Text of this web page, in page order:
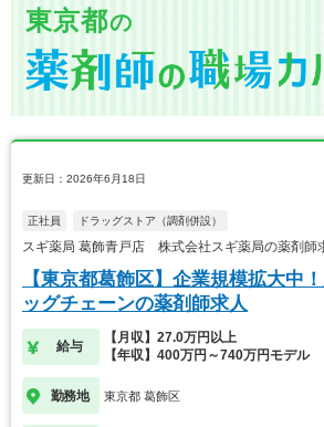
東京都の
更新日：2026年6月18日
正社員 ドラッグストア（調剤併設）
スギ薬局 葛飾青戸店 株式会社スギ薬局の薬剤師
【東京都葛飾区】企業規模拡大中
ッグチェーンの薬剤師求人
給与
【月収】27.0万円以上
【年収】400万円～740万円モデル
勤務地 東京都 葛飾区